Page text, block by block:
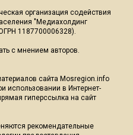
организация содействия
"Медиахолдинг
1187700006328).
с мнением авторов.
сайта Mosregion.info
использовании в Интернет-
гиперссылка на сайт
рекомендательные